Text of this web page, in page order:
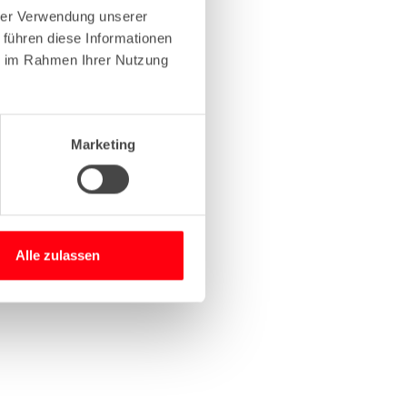
Verwendung unserer
diese Informationen
Rahmen Ihrer Nutzung
Marketing
Alle zulassen
information).